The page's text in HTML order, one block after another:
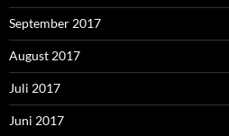
September 2017
August 2017
Juli 2017
Juni 2017